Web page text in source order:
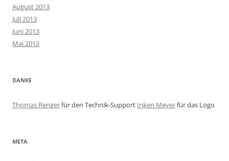
August 2013
Juli 2013
Juni 2013
Mai 2013
DANKE
Thomas Rengerfür den Technik-Support Inken Meyerfür das Logo
META